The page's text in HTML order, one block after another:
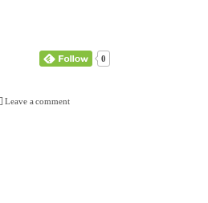
0
Leave a comment